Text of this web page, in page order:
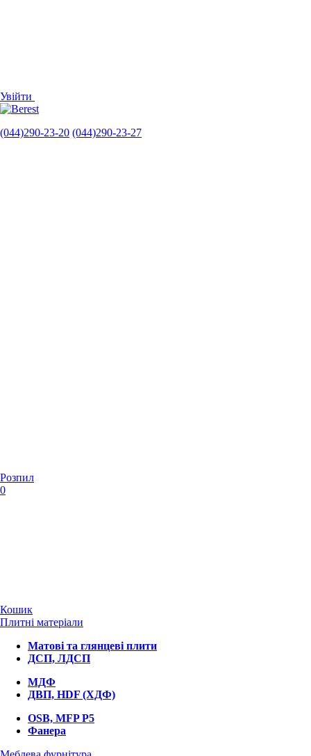
Увійти
(044)290-23-20 (044)290-23-27
Розпил
0
Кошик
Плитні матеріали
Матові та глянцеві плити
ДСП, ЛДСП
МДФ
ДВП, HDF (ХДФ)
OSB, MFP P5
Фанера